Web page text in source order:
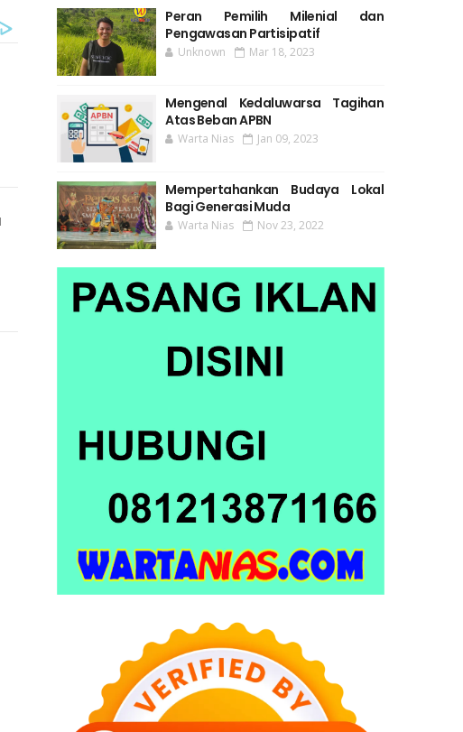
Peran Pemilih Milenial dan
Pengawasan Partisipatif
Unknown Mar 18, 2023
Mengenal Kedaluwarsa Tagihan
Atas Beban APBN
Warta Nias Jan 09, 2023
Mempertahankan Budaya Lokal
Bagi Generasi Muda
Warta Nias Nov 23, 2022